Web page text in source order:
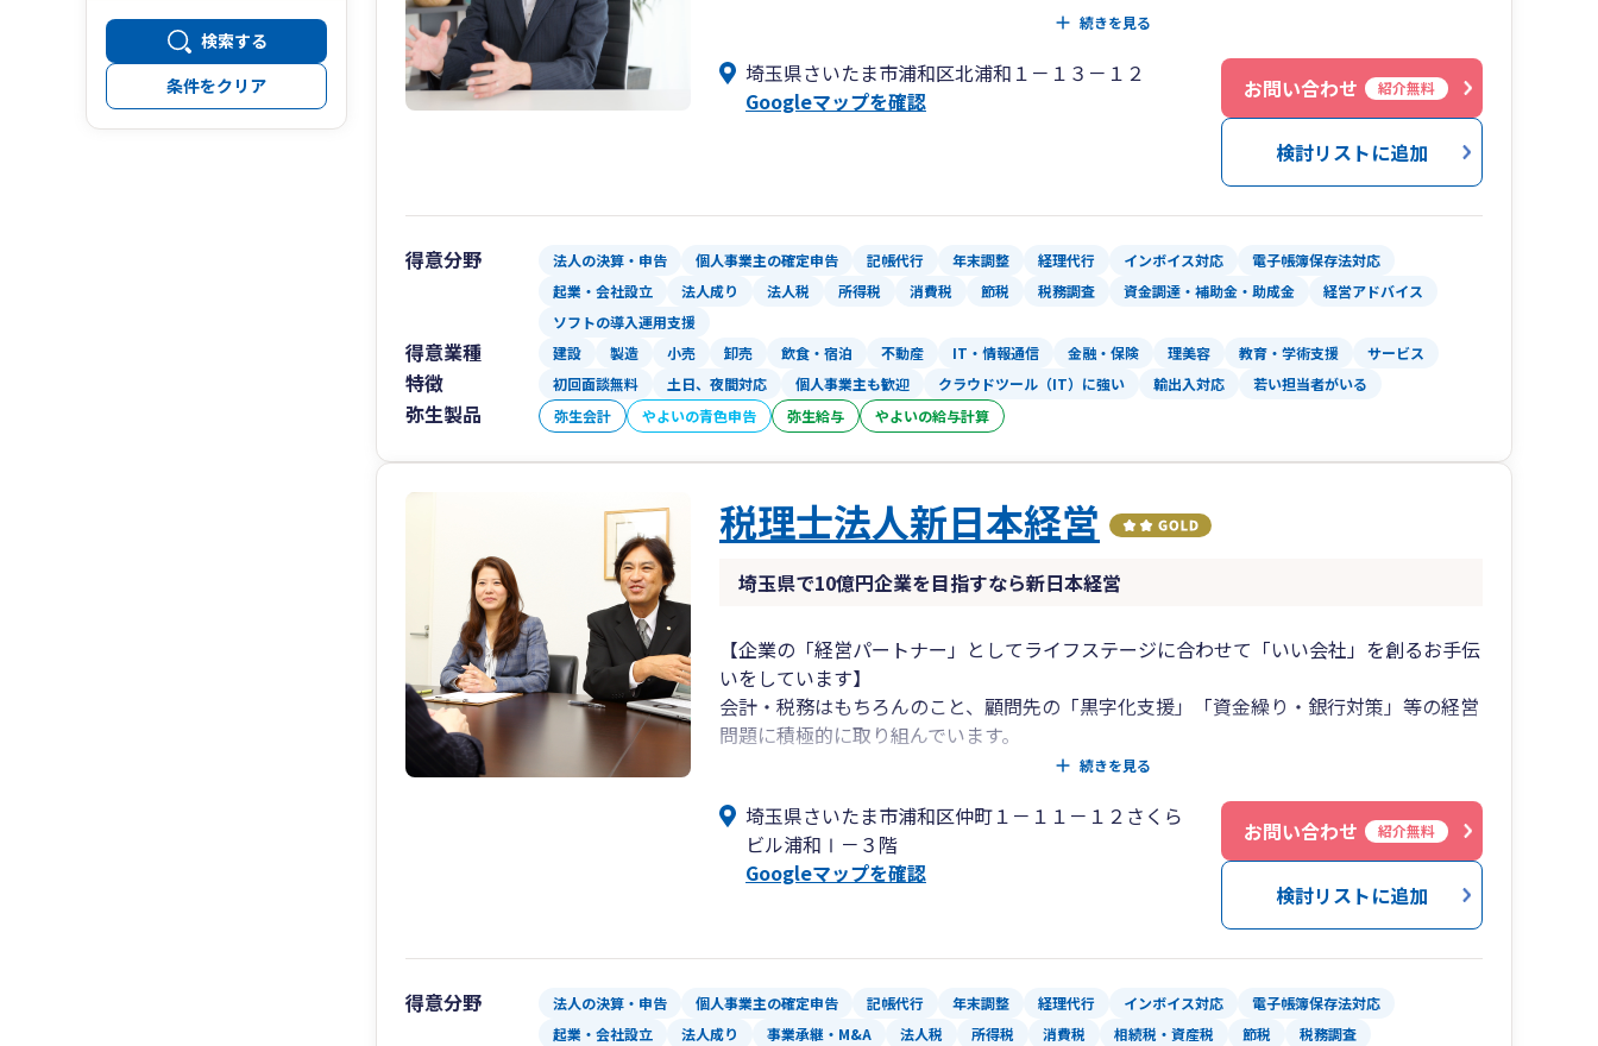
検索する
条件をクリア
下記、アピールポイントを書かせていただきます。
①明朗な料金設定
どの業務に対していくらか明確にしています。
また、売上が１億円以下の企業や個人に必要なサービスに限定することで、いらないサー
②遠隔地対応も可
データやり取りによる遠隔地対応も可です。
③相談しやすい環境
④税理士資格者が対応
一般の事務所では税理士資格がない職員が対応することが多い中で、
税理士を選ぶ際には、何より相性が重要かと思います。
そのため、顧問契約をご希望の際には、面談の際に御社に合うかを検討いただければと思
逆に弊事務所がお力になれなそうな場合には、正直に他の税理士先生をおすすめさせてい
お気軽にお問い合わせくださいませ。
続きを見る
埼玉県さいたま市浦和区北浦和１－１３－１２
Googleマップを確認
お問い合わせ 紹介無料
検討リストに追加
得意分野 法人の決算・申告 個人事業主の確定申告 記帳代行 年末調整 経理代行 インボイス対応
電子帳簿保存法対応
起業・会社設立
法人成り 法人税 所得税 消費税 節税 税務調査 資金調達・補助金・助成金
経営アドバイス
ソフトの導入運用支援
得意業種 建設 製造 小売 卸売 飲食・宿泊 不動産 IT・情報通信 金融・保険 理美容 教育・学術支援 サービス
特徴 初回面談無料 土日、夜間対応 個人事業主も歓迎 クラウドツール（IT）に強い 輸出入対応 若い担当者がいる
弥生製品 弥生会計 やよいの青色申告 弥生給与 やよいの給与計算
税理士法人新日本経営
埼玉県で10億円企業を目指すなら新日本経営
【企業の「経営パートナー」としてライフステージに合わせて「いい会社」を創るお手伝
いをしています】
会計・税務はもちろんのこと、顧問先の「黒字化支援」「資金繰り・銀行対策」等の経営
問題に積極的に取り組んでいます。
より専門性が必要とされる問題には社内外の経営コンサルタントで問題解決を図ります。
より相談しやすい場所を提供したくロイヤルパインズホテル浦和に「相続ラウンジ」をご
用意しています。
事務所は浦和駅から徒歩5分。女性スタッフが若干多めです。お気軽にご相談ください。
■1,000社の「いい会社」を創る
■企業の問題を解決するため、100人のプロフェッショナル集団となる
■仕事、教育を通じて地域社会に貢献する
続きを見る
埼玉県さいたま市浦和区仲町１－１１－１２さくら
ビル浦和Ⅰ－３階
Googleマップを確認
お問い合わせ 紹介無料
検討リストに追加
得意分野 法人の決算・申告 個人事業主の確定申告 記帳代行 年末調整 経理代行 インボイス対応
電子帳簿保存法対応
起業・会社設立
法人成り 事業承継・M&A 法人税 所得税 消費税 相続税・資産税 節税
税務調査